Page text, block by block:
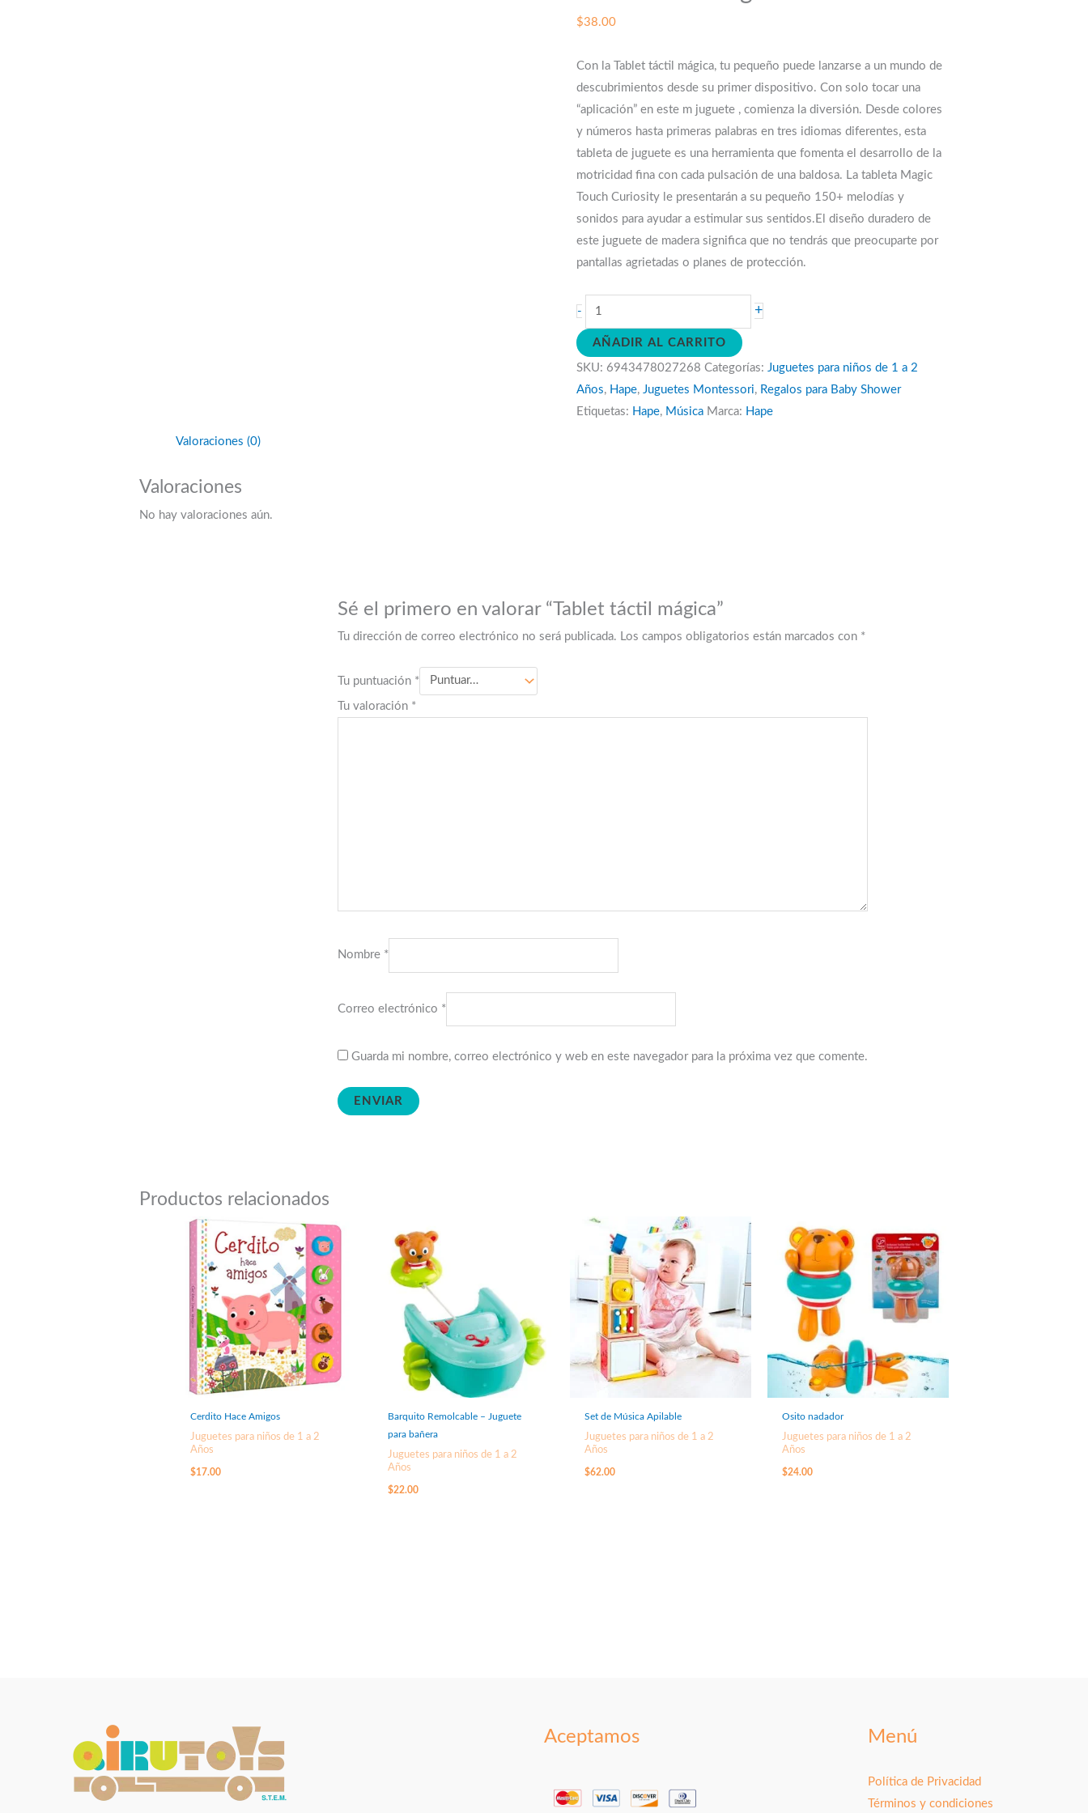
$38.00
Con la Tablet táctil mágica, tu pequeño puede lanzarse a un mundo de
descubrimientos desde su primer dispositivo. Con solo tocar una
“aplicación” en este m juguete , comienza la diversión. Desde colores
y números hasta primeras palabras en tres idiomas diferentes, esta
tableta de juguete es una herramienta que fomenta el desarrollo de la
motricidad fina con cada pulsación de una baldosa. La tableta Magic
Touch Curiosity le presentarán a su pequeño 150+ melodías y
sonidos para ayudar a estimular sus sentidos.El diseño duradero de
este juguete de madera significa que no tendrás que preocuparte por
pantallas agrietadas o planes de protección.
-
Tablet
táctil
mágica
cantidad
+
AÑADIR AL CARRITO
SKU: 6943478027268 Categorías: Juguetes para niños de 1 a 2
Años, Hape, Juguetes Montessori, Regalos para Baby Shower
Etiquetas: Hape, Música Marca: Hape
Valoraciones (0)
Valoraciones
No hay valoraciones aún.
Sé el primero en valorar “Tablet táctil mágica”
Tu dirección de correo electrónico no será publicada. Los campos obligatorios están marcados con *
Tu puntuación *
Tu valoración *
Nombre *
Correo electrónico *
Guarda mi nombre, correo electrónico y web en este navegador para la próxima vez que comente.
Productos relacionados
Cerdito Hace Amigos
Juguetes para niños de 1 a 2
Años
$17.00
Barquito Remolcable – Juguete
para bañera
Juguetes para niños de 1 a 2
Años
$22.00
Set de Música Apilable
Juguetes para niños de 1 a 2
Años
$62.00
Osito nadador
Juguetes para niños de 1 a 2
Años
$24.00
Aceptamos Menú
Política de Privacidad
Términos y condiciones